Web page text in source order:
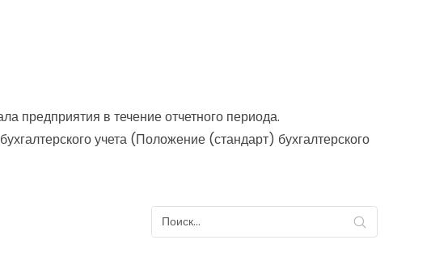
предприятия в течение отчетного периода.
учета (Положение (стандарт) бухгалтерского